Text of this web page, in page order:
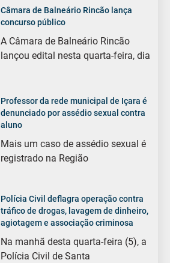
Câmara de Balneário Rincão lança
concurso público
A Câmara de Balneário Rincão
lançou edital nesta quarta-feira, dia
Professor da rede municipal de Içara é
denunciado por assédio sexual contra
aluno
Mais um caso de assédio sexual é
registrado na Região
Polícia Civil deflagra operação contra
tráfico de drogas, lavagem de dinheiro,
agiotagem e associação criminosa
Na manhã desta quarta-feira (5), a
Polícia Civil de Santa